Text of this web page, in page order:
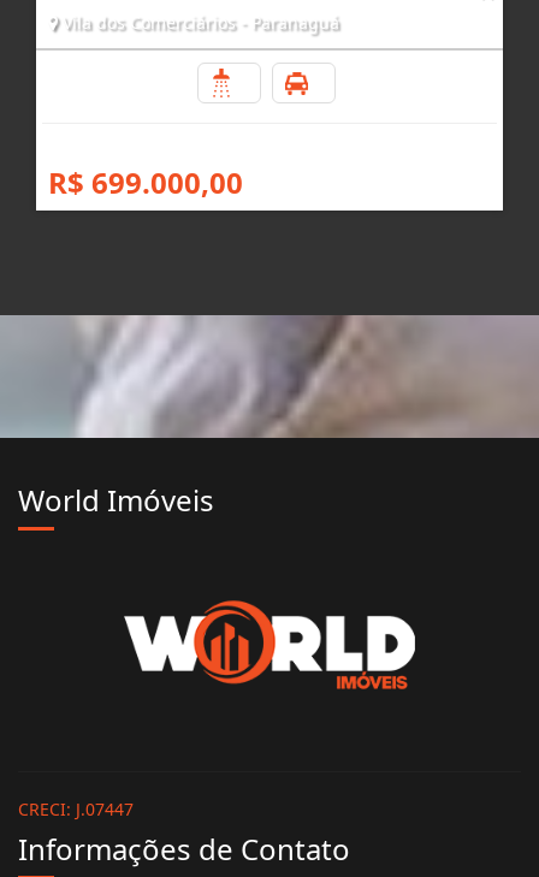
Vila dos Comerciários - Paranaguá
R$ 699.000,00
World Imóveis
CRECI: J.07447
Informações de Contato